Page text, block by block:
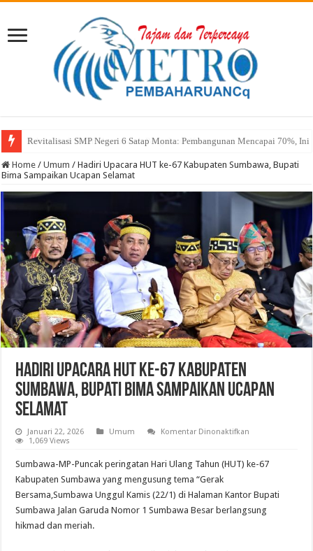
Sekda Abul: Pelantikan adalah Pengakuan Kompetensi
Home / Umum / Hadiri Upacara HUT ke-67 Kabupaten Sumbawa, Bupati
Bima Sampaikan Ucapan Selamat
Hadiri Upacara HUT ke-67 Kabupaten
Sumbawa, Bupati Bima Sampaikan Ucapan
Selamat
Januari 22, 2026 Umum Komentar Dinonaktifkan
ke-
Sumbawa,
Bima
1,069 Views
‎Sumbawa-MP-Puncak peringatan Hari Ulang Tahun (HUT) ke-67
Kabupaten Sumbawa yang mengusung tema “Gerak
Bersama,Sumbawa Unggul Kamis (22/1) di Halaman Kantor Bupati
Sumbawa Jalan Garuda Nomor 1 Sumbawa Besar berlangsung
hikmad dan meriah.